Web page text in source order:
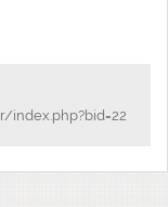
整理資料接著設計
index.php?bid=22